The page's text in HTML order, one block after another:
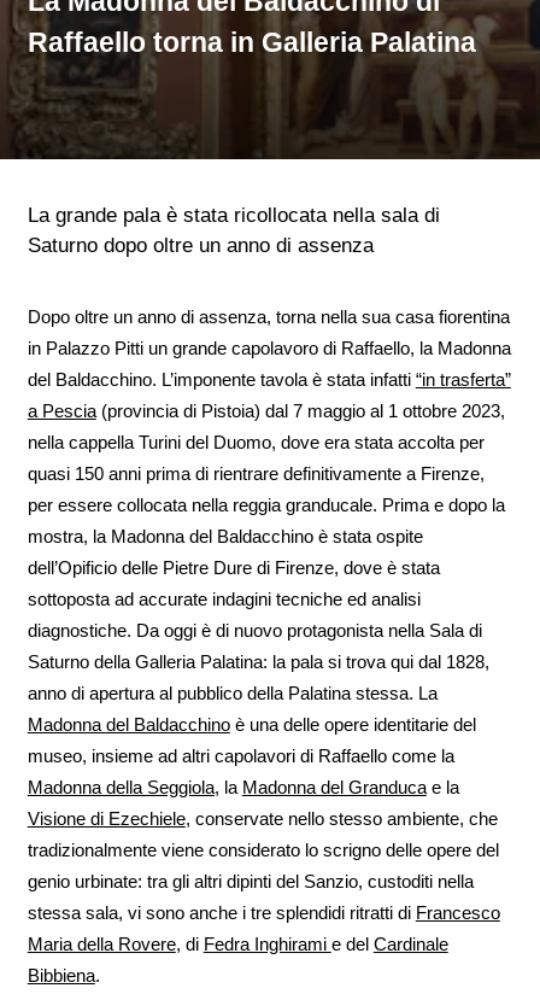
Raffaello torna in Galleria Palatina
La grande pala è stata ricollocata nella sala di
Saturno dopo oltre un anno di assenza
Dopo oltre un anno di assenza, torna nella sua casa fiorentina
in Palazzo Pitti un grande capolavoro di Raffaello, la Madonna
del Baldacchino. L’imponente tavola è stata infatti “in trasferta”
a Pescia(provincia di Pistoia) dal 7 maggio al 1 ottobre 2023,
nella cappella Turini del Duomo, dove era stata accolta per
quasi 150 anni prima di rientrare definitivamente a Firenze,
per essere collocata nella reggia granducale. Prima e dopo la
mostra, la Madonna del Baldacchino è stata ospite
dell’Opificio delle Pietre Dure di Firenze, dove è stata
sottoposta ad accurate indagini tecniche ed analisi
diagnostiche. Da oggi è di nuovo protagonista nella Sala di
Saturno della Galleria Palatina: la pala si trova qui dal 1828,
anno di apertura al pubblico della Palatina stessa. La
Madonna del Baldacchinoè una delle opere identitarie del
museo, insieme ad altri capolavori di Raffaello come la
Madonna della Seggiola, la Madonna del Granducae la
Visione di Ezechiele, conservate nello stesso ambiente, che
tradizionalmente viene considerato lo scrigno delle opere del
genio urbinate: tra gli altri dipinti del Sanzio, custoditi nella
stessa sala, vi sono anche i tre splendidi ritratti di Francesco
Maria della Rovere, di Fedra Inghirami e del Cardinale
Bibbiena.